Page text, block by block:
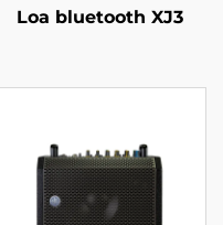
Loa bluetooth XJ3